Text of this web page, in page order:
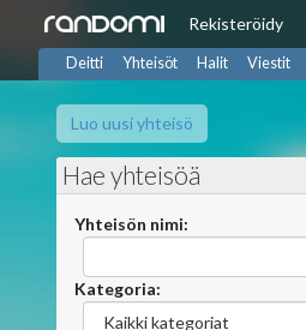
Rekisteröidy
Deitti Yhteisöt Halit Viestit
Luo uusi yhteisö
Hae yhteisöä
Yhteisön nimi:
Kategoria: